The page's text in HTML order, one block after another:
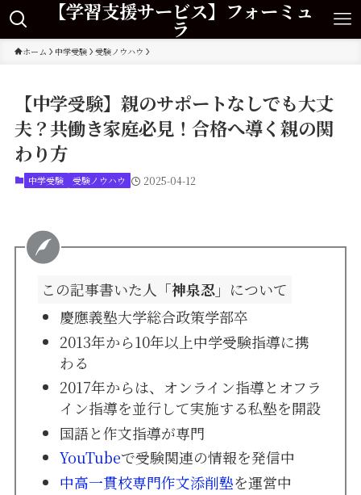
【学習支援サービス】フォーミュ
ラ
ホーム 中学受験 受験ノウハウ
【中学受験】親のサポートなしでも大丈
夫？共働き家庭必見！合格へ導く親の関
わり方
中学受験 受験ノウハウ 2025-04-12
この記事書いた人 「神泉忍」 について
慶應義塾大学総合政策学部卒
2013年から10年以上中学受験指導に携
わる
2017年からは、オンライン指導とオフラ
イン指導を並行して実施する私塾を開設
国語と作文指導が専門
YouTubeで受験関連の情報を発信中
中高一貫校専門作文添削塾を運営中